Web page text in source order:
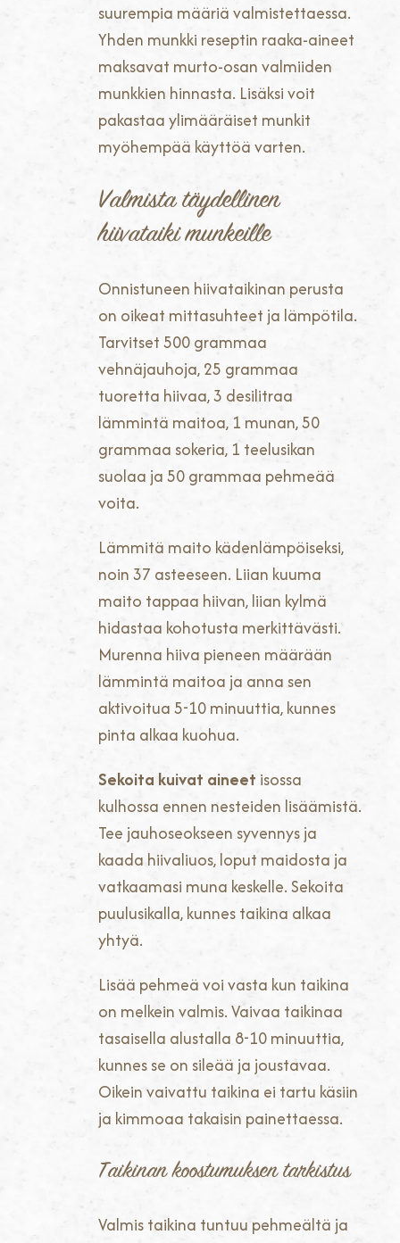
suurempia määriä valmistettaessa.
Yhden munkki reseptin raaka-aineet
maksavat murto-osan valmiiden
munkkien hinnasta. Lisäksi voit
pakastaa ylimääräiset munkit
myöhempää käyttöä varten.
Valmista täydellinen
hiivataiki munkeille
Onnistuneen hiivataikinan perusta
on oikeat mittasuhteet ja lämpötila.
Tarvitset 500 grammaa
vehnäjauhoja, 25 grammaa
tuoretta hiivaa, 3 desilitraa
lämmintä maitoa, 1 munan, 50
grammaa sokeria, 1 teelusikan
suolaa ja 50 grammaa pehmeää
voita.
Lämmitä maito kädenlämpöiseksi,
noin 37 asteeseen. Liian kuuma
maito tappaa hiivan, liian kylmä
hidastaa kohotusta merkittävästi.
Murenna hiiva pieneen määrään
lämmintä maitoa ja anna sen
aktivoitua 5-10 minuuttia, kunnes
pinta alkaa kuohua.
Sekoita kuivat aineet isossa
kulhossa ennen nesteiden lisäämistä.
Tee jauhoseokseen syvennys ja
kaada hiivaliuos, loput maidosta ja
vatkaamasi muna keskelle. Sekoita
puulusikalla, kunnes taikina alkaa
yhtyä.
Lisää pehmeä voi vasta kun taikina
on melkein valmis. Vaivaa taikinaa
tasaisella alustalla 8-10 minuuttia,
kunnes se on sileää ja joustavaa.
Oikein vaivattu taikina ei tartu käsiin
ja kimmoaa takaisin painettaessa.
Taikinan koostumuksen tarkistus
Valmis taikina tuntuu pehmeältä ja